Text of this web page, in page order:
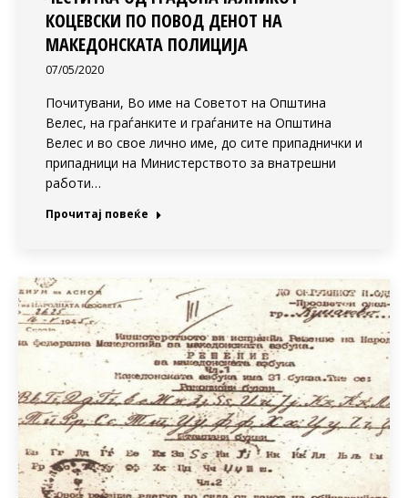
КОЦЕВСКИ ПО ПОВОД ДЕНОТ НА
МАКЕДОНСКАТА ПОЛИЦИЈА
07/05/2020
Почитувани, Во име на Советот на Општина
Велес, на граѓанките и граѓаните на Општина
Велес и во свое лично име, до сите припаднички и
припадници на Министерството за внатрешни
работи…
Прочитај повеќе